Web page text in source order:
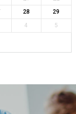
28
29
4 5